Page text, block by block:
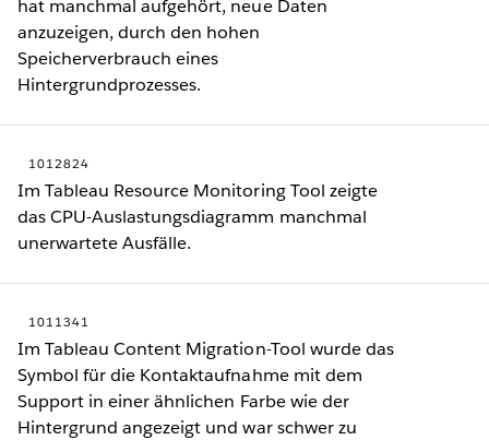
hat manchmal aufgehört, neue Daten
anzuzeigen, durch den hohen
Speicherverbrauch eines
Hintergrundprozesses.
1012824
Im Tableau Resource Monitoring Tool zeigte
das CPU-Auslastungsdiagramm manchmal
unerwartete Ausfälle.
1011341
Im Tableau Content Migration-Tool wurde das
Symbol für die Kontaktaufnahme mit dem
Support in einer ähnlichen Farbe wie der
Hintergrund angezeigt und war schwer zu